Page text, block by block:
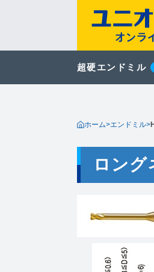
超硬エンドミル
ホーム>エンドミル>
ロング